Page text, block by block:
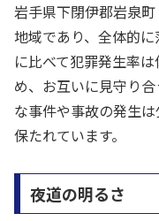
岩手県下閉伊郡岩泉
地域であり、全体的
に比べて犯罪発生率
め、お互いに見守り
な事件や事故の発生
保たれています。
夜道の明るさ